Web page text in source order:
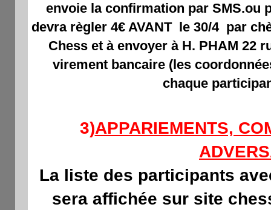
envoie la confirmation par SMS.ou
devra règler 4€ AVANT le 30/4 par
Chess et à envoyer à H. PHAM 22
virement bancaire (les
chaque
3)APPARIEMENTS,
La liste des participants
sera affichée sur site